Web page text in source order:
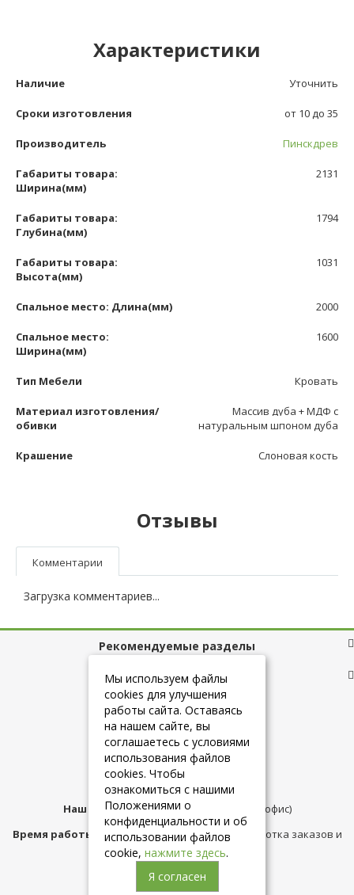
Характеристики
Наличие Уточнить
Сроки изготовления от 10 до 35
Производитель Пинскдрев
Габариты товара:
Ширина(мм)
2131
Габариты товара:
Глубина(мм)
1794
Габариты товара:
Высота(мм)
1031
Спальное место: Длина(мм) 2000
Спальное место:
Ширина(мм)
1600
Тип Мебели Кровать
Материал изготовления/
обивки
Массив дуба + МДФ с
натуральным шпоном дуба
Крашение Слоновая кость
Отзывы
Комментарии
Загрузка комментариев...
Рекомендуемые разделы
Полезные ссылки
+7 (925) 084-10-60
Наш адрес:Москва,ул.Плещеева д.12 (офис)
Время работы магазина:с 10:00 до 21:00 (обработка заказов и
консультация)
Мы используем файлы
cookies для улучшения
работы сайта. Оставаясь
на нашем сайте, вы
соглашаетесь с условиями
использования файлов
cookies. Чтобы
ознакомиться с нашими
Положениями о
конфиденциальности и об
использовании файлов
cookie, нажмите здесь.
Я согласен